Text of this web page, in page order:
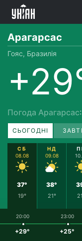
Арагарсас
Гояс, Бразилія
Погода Арагарсас
СЬОГОДНІ
СБ
08.08
37°
19°
НД
09.08
38°
21°
20:00
+29°
23:00
+25°